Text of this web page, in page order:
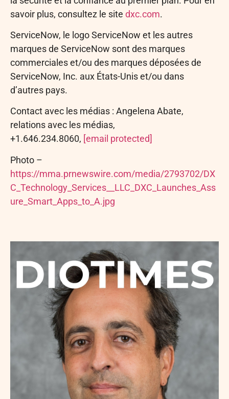
savoir plus, consultez le site dxc.com.
ServiceNow, le logo ServiceNow et les autres
marques de ServiceNow sont des marques
commerciales et/ou des marques déposées de
ServiceNow, Inc. aux États-Unis et/ou dans
d’autres pays.
Contact avec les médias : Angelena Abate,
relations avec les médias,
+1.646.234.8060, [email protected]
Photo –
https://mma.prnewswire.com/media/2793702/DX
C_Technology_Services__LLC_DXC_Launches_Ass
ure_Smart_Apps_to_A.jpg